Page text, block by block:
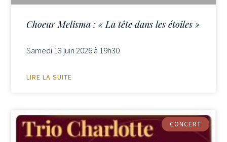
Choeur Melisma : « La tête dans les étoiles »
Samedi 13 juin 2026 à 19h30
LIRE LA SUITE
CONCERT